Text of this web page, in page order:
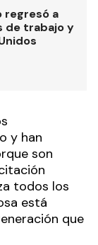
regresó a
de trabajo y
y han
son
todos los
está
que